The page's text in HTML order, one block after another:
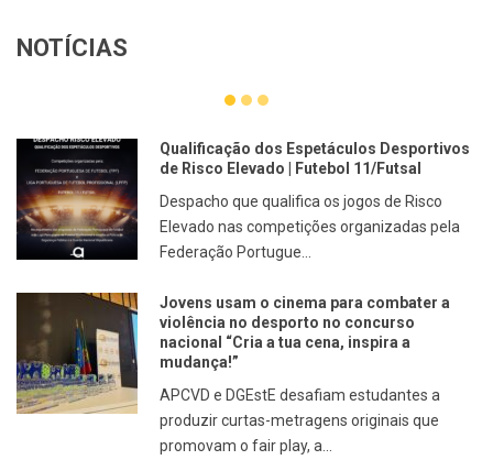
NOTÍCIAS
Qualificação dos Espetáculos Desportivos
de Risco Elevado | Futebol 11/Futsal
Despacho que qualifica os jogos de Risco
Elevado nas competições organizadas pela
Federação Portugue...
Jovens usam o cinema para combater a
violência no desporto no concurso
nacional “Cria a tua cena, inspira a
mudança!”
APCVD e DGEstE desafiam estudantes a
produzir curtas-metragens originais que
promovam o fair play, a...